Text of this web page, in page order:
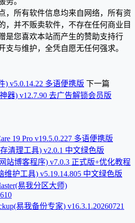
，所有软件信息均来自网络，所有资
，并不贩卖软件，不存在任何商业目
是您喜欢本站而产生的赞助支持行
支与维护，全凭自愿无任何强求。
) v5.0.14.22 多语便携版 下一篇
器) v12.7.90 去广告解锁会员版
19 Pro v19.5.0.227 多语便携版
清理工具) v2.0.1 中文绿色版
站博客程序) v7.0.3 正式版+优化教程
维护工具) v5.19.14.805 中文绿色版
易我分区大师)
易我备份专家) v16.3.1.20260721